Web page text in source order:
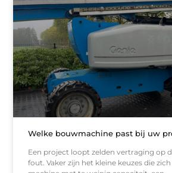
Welke bouwmachine past bij uw
Een project loopt zelden vertraging op
fout. Vaker zijn het kleine keuzes die